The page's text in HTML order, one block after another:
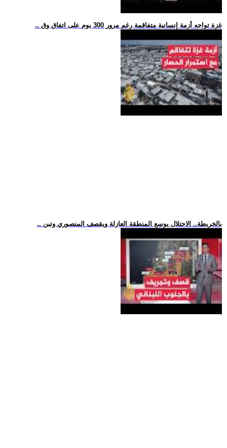
.. غزة تواجه أزمة إنسانية متفاقمة رغم مرور 300 يوم على اتفاق وق
.. بالخريطة.. الاحتلال يوسع المنطقة العازلة ويقصف المنصوري وتبن